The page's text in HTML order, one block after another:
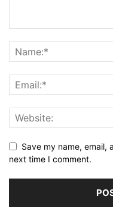
Save my name, email,
next time I comment.